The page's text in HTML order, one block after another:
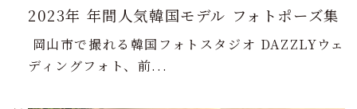
2023年 年間人気韓国モデル フォトポーズ集
岡山市で撮れる韓国フォトスタジオ DAZZLYウェ
ディングフォト、前...